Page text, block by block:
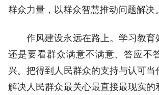
群众力量，以群众智慧推动问题解决。
作风建设永远在路上。学习教育
还是要看群众满意不满意、答应不
兴。把得到人民群众的支持与认可当
解决人民群众最关心最直接最现实的